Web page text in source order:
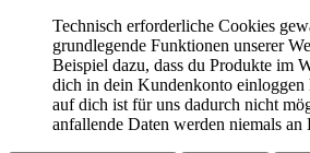
Technisch erforderliche Cookies
grundlegende Funktionen unserer
Beispiel dazu, dass du Produkte im
dich in dein Kundenkonto einloggen
auf dich ist für uns dadurch nicht
anfallende Daten werden niemals an